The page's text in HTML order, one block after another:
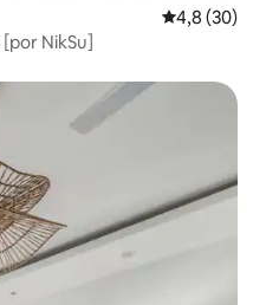
4,8 de uma
4,8 (30)
NikSu]